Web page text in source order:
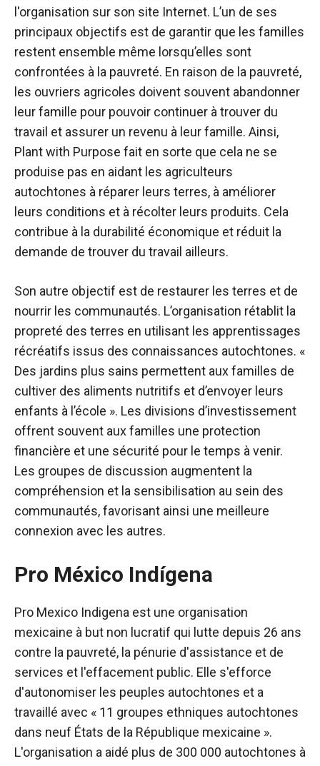
l'organisation sur son site Internet. L’un de ses
principaux objectifs est de garantir que les familles
restent ensemble même lorsqu’elles sont
confrontées à la pauvreté. En raison de la pauvreté,
les ouvriers agricoles doivent souvent abandonner
leur famille pour pouvoir continuer à trouver du
travail et assurer un revenu à leur famille. Ainsi,
Plant with Purpose fait en sorte que cela ne se
produise pas en aidant les agriculteurs
autochtones à réparer leurs terres, à améliorer
leurs conditions et à récolter leurs produits. Cela
contribue à la durabilité économique et réduit la
demande de trouver du travail ailleurs.
Son autre objectif est de restaurer les terres et de
nourrir les communautés. L’organisation rétablit la
propreté des terres en utilisant les apprentissages
récréatifs issus des connaissances autochtones. «
Des jardins plus sains permettent aux familles de
cultiver des aliments nutritifs et d’envoyer leurs
enfants à l’école ». Les divisions d’investissement
offrent souvent aux familles une protection
financière et une sécurité pour le temps à venir.
Les groupes de discussion augmentent la
compréhension et la sensibilisation au sein des
communautés, favorisant ainsi une meilleure
connexion avec les autres.
Pro México Indígena
Pro Mexico Indigena est une organisation
mexicaine à but non lucratif qui lutte depuis 26 ans
contre la pauvreté, la pénurie d'assistance et de
services et l'effacement public. Elle s'efforce
d'autonomiser les peuples autochtones et a
travaillé avec « 11 groupes ethniques autochtones
dans neuf États de la République mexicaine ».
L'organisation a aidé plus de 300 000 autochtones à